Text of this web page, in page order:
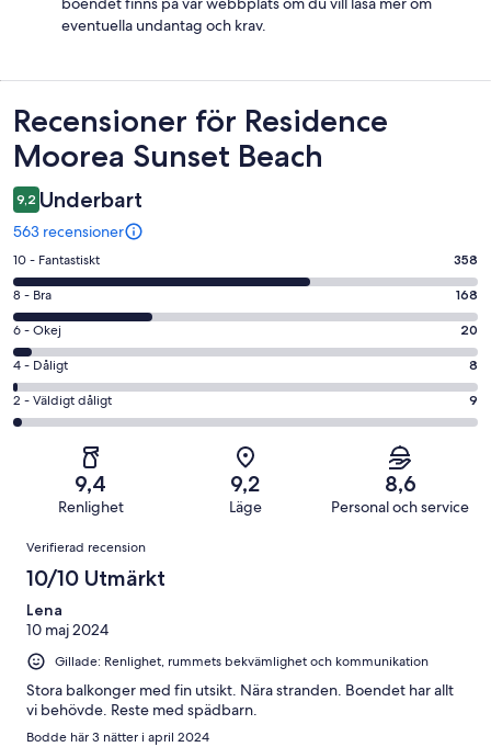
eventuella undantag och krav.
Recensioner
Recensioner för Residence
Moorea Sunset Beach
9,2 Underbart
563 recensioner
10
-
Fantastiskt
i
betyg.
358
av
563
recensioner
10 - Fantastiskt 358
8
-
Bra
i
betyg.
168
av
recensioner
8 - Bra 168
6
-
Okej
i
betyg.
recensioner
6 - Okej 20
4
-
Dåligt
recensioner
4 - Dåligt 8
2
-
betyg.
563
recensioner
2 - Väldigt dåligt 9
9,4
Renlighet
9,2
Läge
8,6
Personal och service
Recensioner
Verifierad recension
10/10 Utmärkt
Lena
10 maj 2024
Gillade: Renlighet, rummets bekvämlighet och kommunikation
Stora balkonger med fin utsikt. Nära stranden. Boendet har allt
vi behövde. Reste med spädbarn.
Bodde här 3 nätter i april 2024